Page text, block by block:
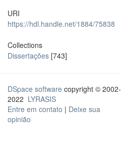
URI
https://hdl.handle.net/1884/75838
Collections
Dissertações [743]
DSpace software copyright © 2002-
2022 LYRASIS
Entre em contato | Deixe sua
opinião